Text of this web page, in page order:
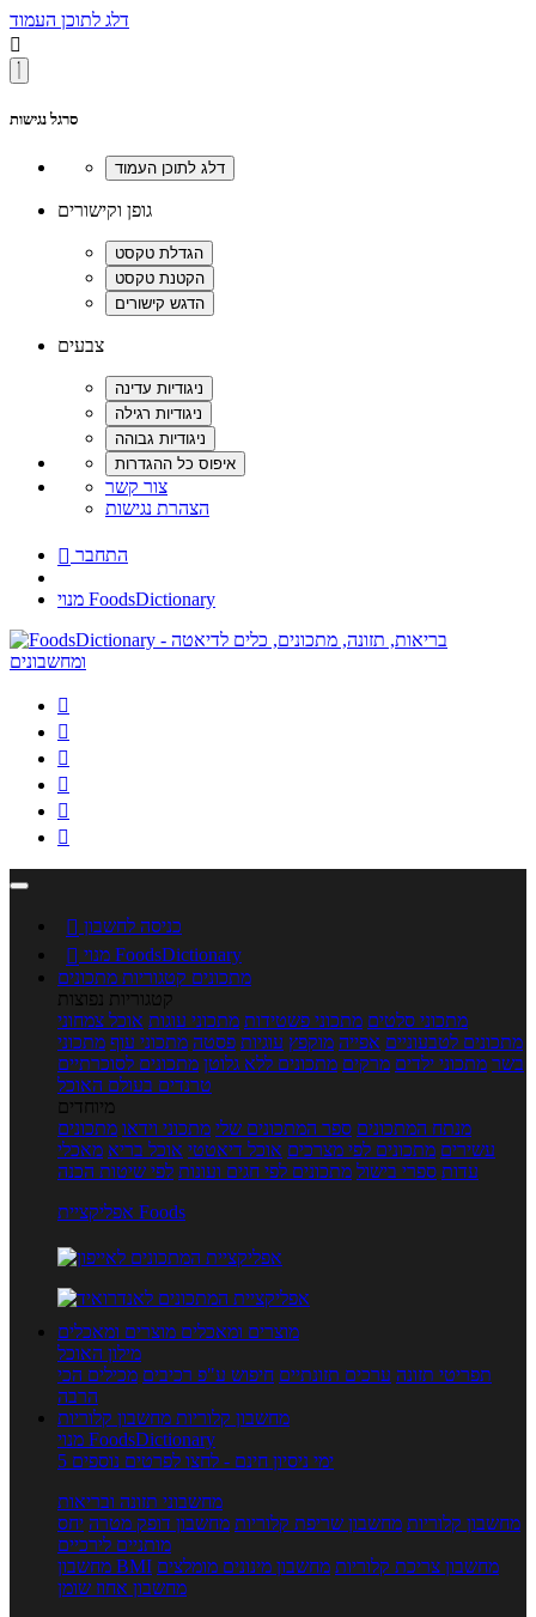
דלג לתוכן העמוד

סרגל נגישות
גופן וקישורים
צבעים
צור קשר
הצהרת נגישות
 התחבר
מנוי FoodsDictionary






 כניסה לחשבון

מנוי FoodsDictionary
מתכונים קטגוריות מתכונים
קטגוריות נפוצות
מתכוני סלטים מתכוני פשטידות מתכוני עוגות אוכל צמחוני
מתכונים לטבעוניים אפייה מוקפץ עוגיות פסטה מתכוני עוף מתכוני
בשר מתכוני ילדים מרקים מתכונים ללא גלוטן מתכונים לסוכרתיים
טרנדים בעולם האוכל
מיוחדים
מנתח המתכונים ספר המתכונים שלי מתכוני וידאו מתכונים
עשירים מתכונים לפי מצרכים אוכל דיאטטי אוכל בריא מאכלי
עדות ספרי בישול מתכונים לפי חגים ועונות לפי שיטות הכנה
אפליקציית Foods
מוצרים ומאכלים מוצרים ומאכלים
מילון האוכל
תפריטי תזונה ערכים תזונתיים חיפוש ע"פ רכיבים מכילים הכי
הרבה
מחשבון קלוריות מחשבון קלוריות
מנוי FoodsDictionary
5 ימי ניסיון חינם - לחצו לפרטים נוספים
מחשבוני תזונה ובריאות
מחשבון קלוריות מחשבון שריפת קלוריות מחשבון דופק מטרה יחס
מותניים לירכיים
מחשבון BMI
מחשבון צריכת קלוריות מחשבון מינונים מומלצים
מחשבון אחוז שומן